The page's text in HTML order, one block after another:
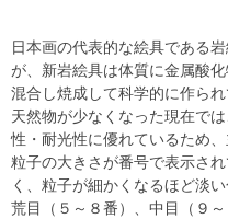
日本画の代表的な絵具である
が、新岩絵具は体質に金属酸
混合し焼成して科学的に作られ
天然物が少なくなった現在で
性・耐光性に優れているため、
粒子の大きさが番号で表示さ
く、粒子が細かくなるほど淡い
荒目（５～８番）、中目（９